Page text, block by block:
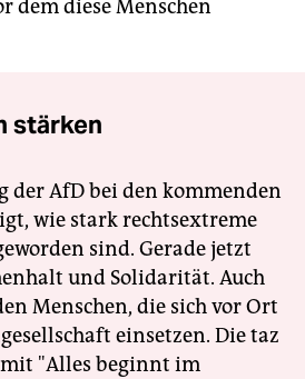
dem diese Menschen
stärken
der AfD bei den kommenden
wie stark rechtsextreme
sind. Gerade jetzt
und Solidarität. Auch
Menschen, die sich vor Ort
einsetzen. Die taz
"Alles beginnt im